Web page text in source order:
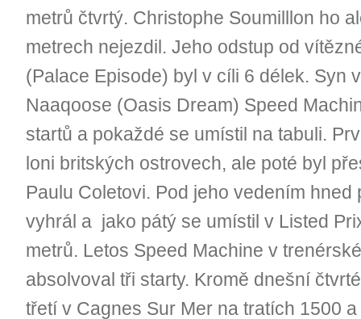
metrů čtvrtý. Christophe Soumilllon ho
metrech nejezdil. Jeho odstup od
(Palace Episode) byl v cíli 6 délek. Syn
Naaqoose (Oasis Dream) Speed
startů a pokaždé se umístil na tabuli.
loni britských ostrovech, ale poté byl
Paulu Coletovi. Pod jeho vedením
vyhrál a jako pátý se umístil v Listed
metrů. Letos Speed Machine v
absolvoval tři starty. Kromě dnešní
třetí v Cagnes Sur Mer na tratích 1500